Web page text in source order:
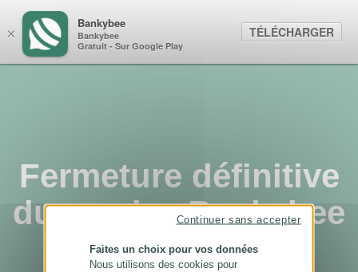
Fermeture définitive
du service Bankybee
...
×
Bankybee
Bankybee
Gratuit - Sur Google Play
TÉLÉCHARGER
Faites un choix pour vos données
Nous utilisons des cookies pour
Continuer sans accepter